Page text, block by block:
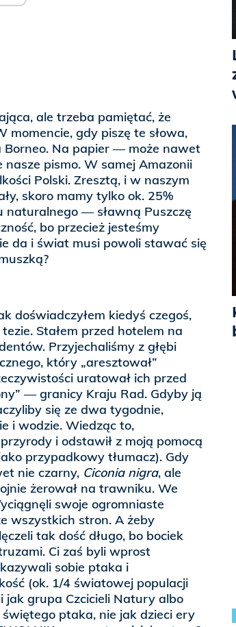
ale trzeba pamiętać, że
momencie, gdy piszę te słowa,
Na papier — może nawet
pismo. W samej Amazonii
Polski. Zresztą, i w naszym
skoro mamy tylko ok. 25%
naturalnego — sławną Puszczę
bo przecież jesteśmy
da i świat musi powoli stawać się
doświadczyłem kiedyś czegoś,
Stałem przed hotelem na
Przyjechaliśmy z głębi
który „aresztował”
uratował ich przed
— granicy Kraju Rad. Gdyby ją
się ze dwa tygodnie,
i wodzie. Wiedząc to,
i odstawił z moją pomocą
przypadkowy tłumacz). Gdy
nie czarny, Ciconia nigra, ale
żerował na trawniku. We
swoje ogromniaste
wszystkich stron. A żeby
tak dość długo, bo bociek
Ci zaś byli wprost
sobie ptaka i
(ok. 1/4 światowej populacji
jak grupa Czcicieli Natury albo
ptaka, nie jak dzieci ery